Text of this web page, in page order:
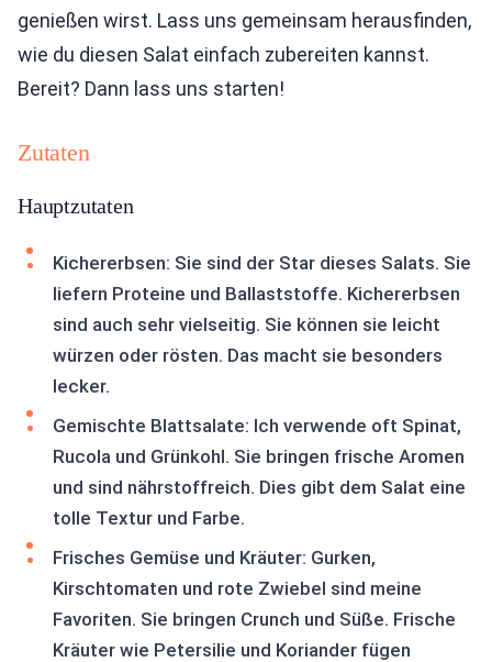
genießen wirst. Lass uns gemeinsam herausfinden,
wie du diesen Salat einfach zubereiten kannst.
Bereit? Dann lass uns starten!
Zutaten
Hauptzutaten
Kichererbsen: Sie sind der Star dieses Salats. Sie
liefern Proteine und Ballaststoffe. Kichererbsen
sind auch sehr vielseitig. Sie können sie leicht
würzen oder rösten. Das macht sie besonders
lecker.
Gemischte Blattsalate: Ich verwende oft Spinat,
Rucola und Grünkohl. Sie bringen frische Aromen
und sind nährstoffreich. Dies gibt dem Salat eine
tolle Textur und Farbe.
Frisches Gemüse und Kräuter: Gurken,
Kirschtomaten und rote Zwiebel sind meine
Favoriten. Sie bringen Crunch und Süße. Frische
Kräuter wie Petersilie und Koriander fügen